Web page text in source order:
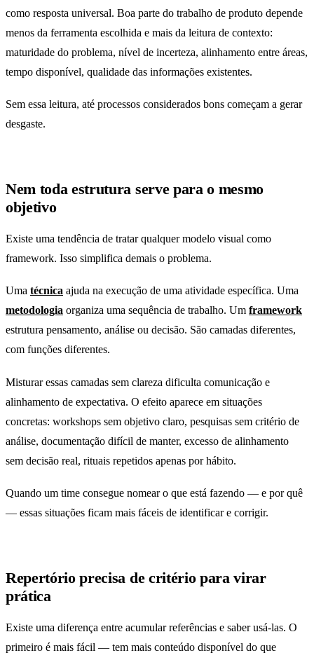
como resposta universal. Boa parte do trabalho de produto depende
menos da ferramenta escolhida e mais da leitura de contexto:
maturidade do problema, nível de incerteza, alinhamento entre áreas,
tempo disponível, qualidade das informações existentes.
Sem essa leitura, até processos considerados bons começam a gerar
desgaste.
Nem toda estrutura serve para o mesmo
objetivo
Existe uma tendência de tratar qualquer modelo visual como
framework. Isso simplifica demais o problema.
Uma técnica ajuda na execução de uma atividade específica. Uma
metodologia organiza uma sequência de trabalho. Um framework
estrutura pensamento, análise ou decisão. São camadas diferentes,
com funções diferentes.
Misturar essas camadas sem clareza dificulta comunicação e
alinhamento de expectativa. O efeito aparece em situações
concretas: workshops sem objetivo claro, pesquisas sem critério de
análise, documentação difícil de manter, excesso de alinhamento
sem decisão real, rituais repetidos apenas por hábito.
Quando um time consegue nomear o que está fazendo — e por quê
— essas situações ficam mais fáceis de identificar e corrigir.
Repertório precisa de critério para virar
prática
Existe uma diferença entre acumular referências e saber usá-las. O
primeiro é mais fácil — tem mais conteúdo disponível do que